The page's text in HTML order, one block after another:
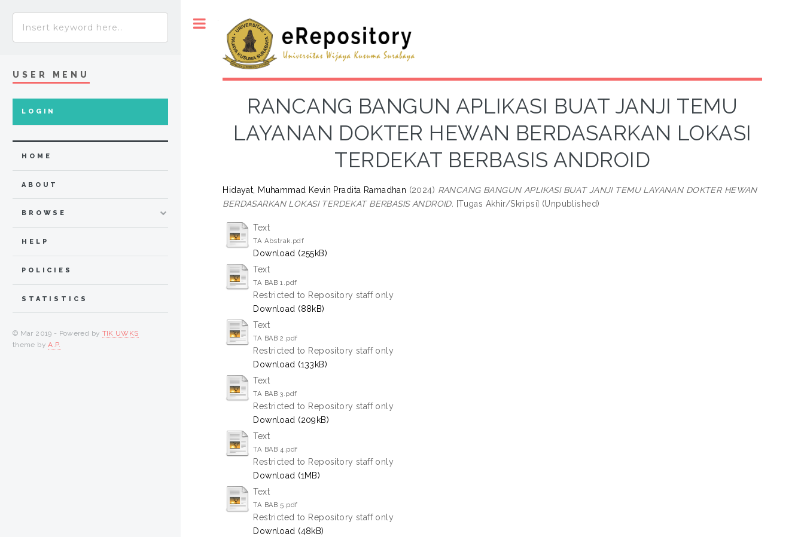
RANCANG BANGUN APLIKASI BUAT JANJI TEMU
LAYANAN DOKTER HEWAN BERDASARKAN LOKASI
TERDEKAT BERBASIS ANDROID
Hidayat, Muhammad Kevin Pradita Ramadhan (2024) RANCANG BANGUN APLIKASI BUAT JANJI TEMU LAYANAN DOKTER HEWAN
BERDASARKAN LOKASI TERDEKAT BERBASIS ANDROID. [Tugas Akhir/Skripsi] (Unpublished)
Text
TA Abstrak.pdf
Download (255kB)
Text
TA BAB 1.pdf
Restricted to Repository staff only
Download (88kB)
Text
TA BAB 2.pdf
Restricted to Repository staff only
Download (133kB)
Text
TA BAB 3.pdf
Restricted to Repository staff only
Download (209kB)
Text
TA BAB 4.pdf
Restricted to Repository staff only
Download (1MB)
Text
TA BAB 5.pdf
Restricted to Repository staff only
Download (48kB)
USER MENU
LOGIN
HOME
ABOUT
BROWSE
HELP
POLICIES
STATISTICS
© Mar 2019 - Powered by TIK UWKS
theme byA.P.
Toggle